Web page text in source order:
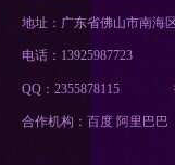
地址：广东省佛山市南海
电话：13925987723
QQ：2355878115
合作机构：百度 阿里巴巴